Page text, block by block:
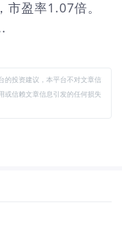
盈率1.07倍。
的投资建议，本平台不对文章信
或信赖文章信息引发的任何损失